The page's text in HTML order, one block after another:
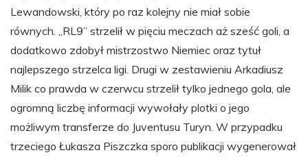
Lewandowski, który po raz kolejny nie miał sobie
równych. „RL9” strzelił w pięciu meczach aż sześć goli, a
dodatkowo zdobył mistrzostwo Niemiec oraz tytuł
najlepszego strzelca ligi. Drugi w zestawieniu Arkadiusz
Milik co prawda w czerwcu strzelił tylko jednego gola, ale
ogromną liczbę informacji wywołały plotki o jego
możliwym transferze do Juventusu Turyn. W przypadku
trzeciego Łukasza Piszczka sporo publikacji wygenerował